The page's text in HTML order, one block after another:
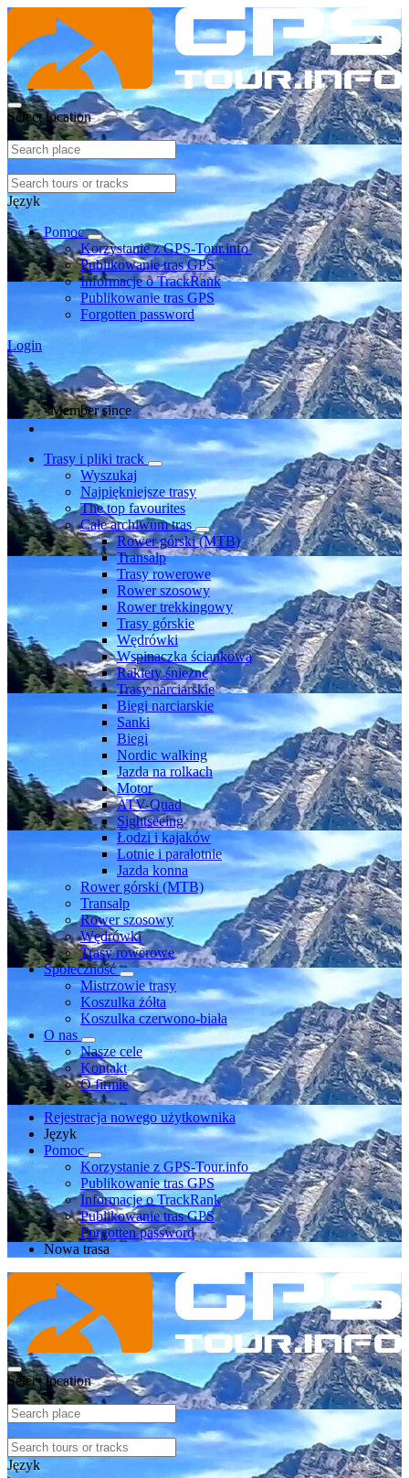
Select location
Język
Pomoc
Korzystanie z GPS-Tour.info
Publikowanie tras GPS
Informacje o TrackRank
Publikowanie tras GPS
Forgotten password
Login
Member since
Trasy i pliki track
Wyszukaj
Najpiękniejsze trasy
The top favourites
Całe archiwum tras
Rower górski (MTB)
Transalp
Trasy rowerowe
Rower szosowy
Rower trekkingowy
Trasy górskie
Wędrówki
Wspinaczka ściankowa
Rakiety śnieżne
Trasy narciarskie
Biegi narciarskie
Sanki
Biegi
Nordic walking
Jazda na rolkach
Motor
ATV-Quad
Sightseeing
Łodzi i kajaków
Lotnie i paralotnie
Jazda konna
Rower górski (MTB)
Transalp
Rower szosowy
Wędrówki
Trasy rowerowe
Społeczność
Mistrzowie trasy
Koszulka żółta
Koszulka czerwono-biała
O nas
Nasze cele
Kontakt
O firmie
Rejestracja nowego użytkownika
Język
Pomoc
Korzystanie z GPS-Tour.info
Publikowanie tras GPS
Informacje o TrackRank
Publikowanie tras GPS
Forgotten password
Nowa trasa
Select location
Język